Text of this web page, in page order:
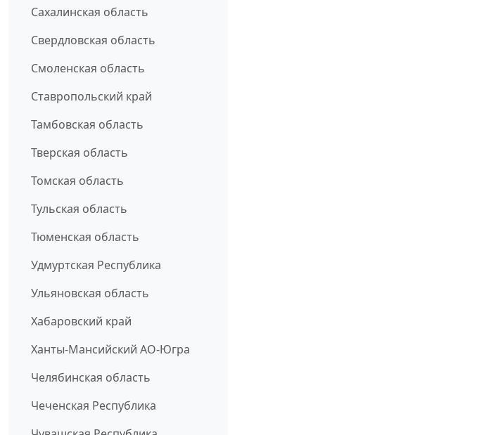
Сахалинская область
Свердловская область
Смоленская область
Ставропольский край
Тамбовская область
Тверская область
Томская область
Тульская область
Тюменская область
Удмуртская Республика
Ульяновская область
Хабаровский край
Ханты-Мансийский АО-Югра
Челябинская область
Чеченская Республика